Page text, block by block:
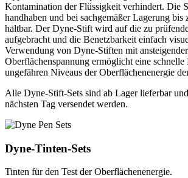
Kontamination der Flüssigkeit verhindert. Die
handhaben und bei sachgemäßer Lagerung bis
haltbar. Der Dyne-Stift wird auf die zu
aufgebracht und die Benetzbarkeit einfach
Verwendung von Dyne-Stiften mit ansteigender
Oberflächenspannung ermöglicht eine schnelle
ungefähren Niveaus der Oberflächenenergie
Alle Dyne-Stift-Sets sind ab Lager lieferbar
nächsten Tag versendet werden.
Dyne-Tinten-Sets
Tinten für den Test der Oberflächenenergie.